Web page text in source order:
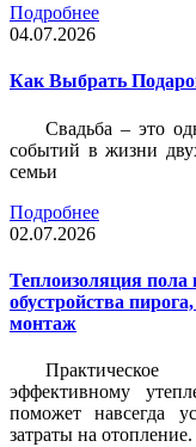
Подробнее
04.07.2026
Как Выбрать
Свадьба – это
событий в жизни
семьи
Подробнее
02.07.2026
Теплоизоляция
обустройства
монтаж
эффективному
поможет навсегда
затраты на отопление.